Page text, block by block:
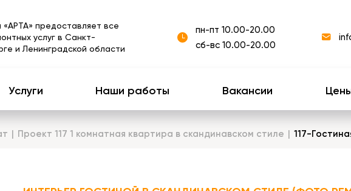
«АРТА» предоставляет все
услуг в Санкт-
и Ленинградской области
пн-пт 10.00-20.00
сб-вс 10.00-20.00
Услуги Наши работы Вакансии
Проект 117 1 комнатная квартира в скандинавском стиле 117-